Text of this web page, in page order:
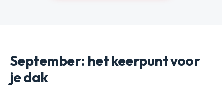
September: het keerpunt voor
je dak